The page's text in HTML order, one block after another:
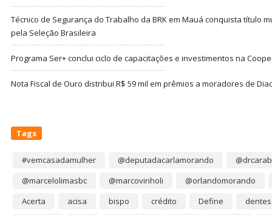
Técnico de Segurança do Trabalho da BRK em Mauá conquista título
pela Seleção Brasileira
Programa Ser+ conclui ciclo de capacitações e investimentos na
Nota Fiscal de Ouro distribui R$ 59 mil em prêmios a moradores de
Tags
#vemcasadamulher @deputadacarlamorando
@marcelolimasbc
@marcovinholi
@orlandomorando
Acerta
acisa bispo crédito Define dentes